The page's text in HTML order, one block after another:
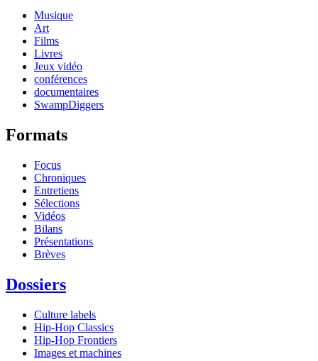
Musique
Art
Films
Livres
Jeux vidéo
conférences
documentaires
SwampDiggers
Formats
Focus
Chroniques
Entretiens
Sélections
Vidéos
Bilans
Présentations
Brèves
Dossiers
Culture labels
Hip-Hop Classics
Hip-Hop Frontiers
Images et machines